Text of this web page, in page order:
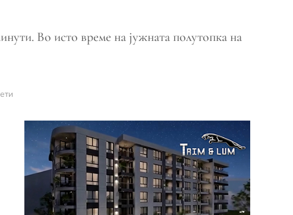
Во исто време на јужната полутопка на